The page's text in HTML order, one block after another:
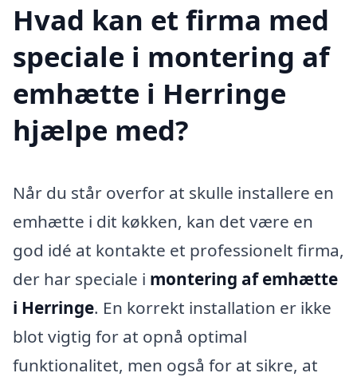
Hvad kan et firma med
speciale i montering af
emhætte i Herringe
hjælpe med?
Når du står overfor at skulle installere en
emhætte i dit køkken, kan det være en
god idé at kontakte et professionelt firma,
der har speciale i montering af emhætte
i Herringe. En korrekt installation er ikke
blot vigtig for at opnå optimal
funktionalitet, men også for at sikre, at